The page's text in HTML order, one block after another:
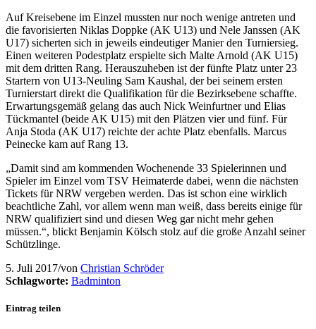
Auf Kreisebene im Einzel mussten nur noch wenige antreten und
die favorisierten Niklas Doppke (AK U13) und Nele Janssen (AK
U17) sicherten sich in jeweils eindeutiger Manier den Turniersieg.
Einen weiteren Podestplatz erspielte sich Malte Arnold (AK U15)
mit dem dritten Rang. Herauszuheben ist der fünfte Platz unter 23
Startern von U13-Neuling Sam Kaushal, der bei seinem ersten
Turnierstart direkt die Qualifikation für die Bezirksebene schaffte.
Erwartungsgemäß gelang das auch Nick Weinfurtner und Elias
Tückmantel (beide AK U15) mit den Plätzen vier und fünf. Für
Anja Stoda (AK U17) reichte der achte Platz ebenfalls. Marcus
Peinecke kam auf Rang 13.
„Damit sind am kommenden Wochenende 33 Spielerinnen und
Spieler im Einzel vom TSV Heimaterde dabei, wenn die nächsten
Tickets für NRW vergeben werden. Das ist schon eine wirklich
beachtliche Zahl, vor allem wenn man weiß, dass bereits einige für
NRW qualifiziert sind und diesen Weg gar nicht mehr gehen
müssen.“, blickt Benjamin Kölsch stolz auf die große Anzahl seiner
Schützlinge.
5. Juli 2017/von Christian Schröder
Schlagworte: Badminton
Eintrag teilen